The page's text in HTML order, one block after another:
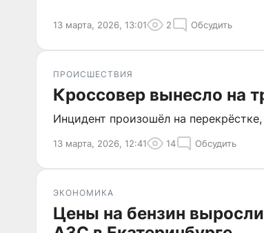
13 марта, 2026, 13:01 2 Обсудить
ПРОИСШЕСТВИЯ
Кроссовер вынесло на
Инцидент произошёл на
13 марта, 2026, 12:41 14 Обсудить
ЭКОНОМИКА
Цены на бензин